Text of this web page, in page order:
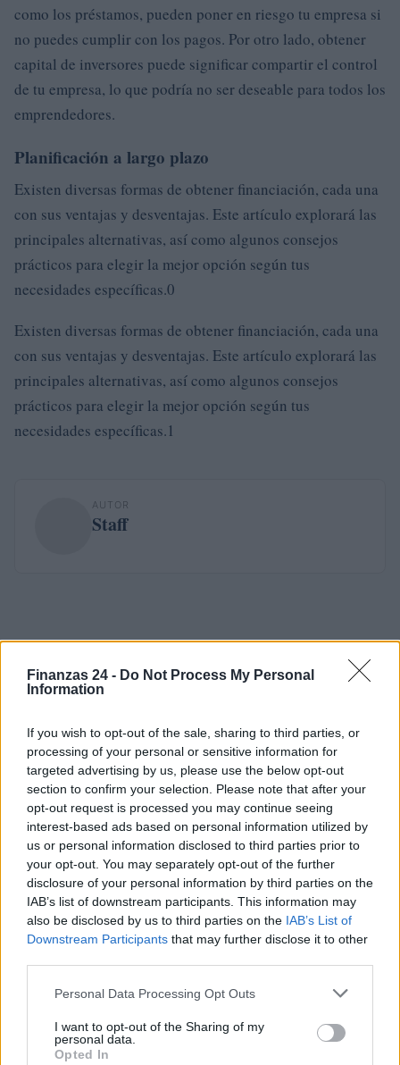
Finanzas 24 - Do Not Process My Personal
Information
If you wish to opt-out of the sale, sharing to third parties, or
processing of your personal or sensitive information for
targeted advertising by us, please use the below opt-out
section to confirm your selection. Please note that after your
opt-out request is processed you may continue seeing
interest-based ads based on personal information utilized by
us or personal information disclosed to third parties prior to
your opt-out. You may separately opt-out of the further
disclosure of your personal information by third parties on the
IAB’s list of downstream participants. This information may
also be disclosed by us to third parties on the IAB’s List of
Downstream Participants that may further disclose it to other
Please note that this website/app uses one or more Google
not limited to your visit or usage behaviour. You may click to
grant or deny consent to Google and its third-party tags to
Personal Data Processing Opt Outs
I want to opt-out of the Sharing of my
personal data.
Opted In
como los préstamos, pueden poner en riesgo tu empresa si
no puedes cumplir con los pagos. Por otro lado, obtener
capital de inversores puede significar compartir el control
de tu empresa, lo que podría no ser deseable para todos los
emprendedores.
Planificación a largo plazo
Existen diversas formas de obtener financiación, cada una
con sus ventajas y desventajas. Este artículo explorará las
principales alternativas, así como algunos consejos
prácticos para elegir la mejor opción según tus
necesidades específicas.0
Existen diversas formas de obtener financiación, cada una
con sus ventajas y desventajas. Este artículo explorará las
principales alternativas, así como algunos consejos
prácticos para elegir la mejor opción según tus
necesidades específicas.1
AUTOR
Staff
Sigue leyendo
NEWS